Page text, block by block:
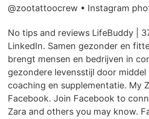
@zootattoocrew • Instagram
No tips and reviews LifeBuddy |
LinkedIn. Samen gezonder en
brengt mensen en bedrijven in
gezondere levensstijl door
coaching en supplementatie. My
Facebook. Join Facebook to
Zara and others you may know.